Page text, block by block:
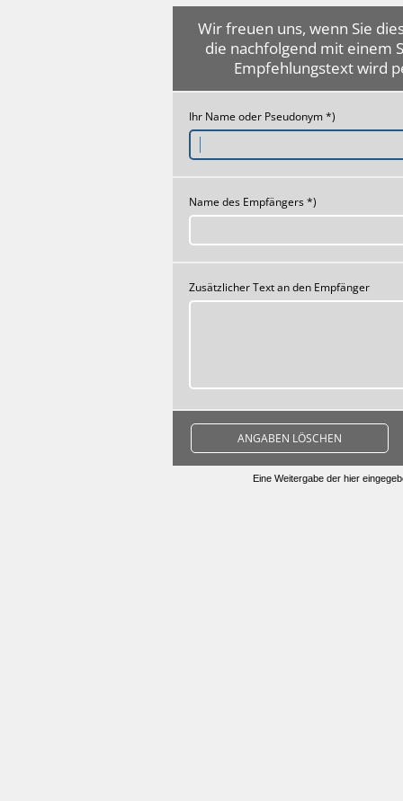
Wir freuen uns, wenn Sie
die nachfolgend mit einem
Empfehlungstext wird
Ihr Name oder Pseudonym *)
Name des Empfängers *)
Zusätzlicher Text an den Empfänger
ANGABEN LÖSCHEN
Eine Weitergabe der hier